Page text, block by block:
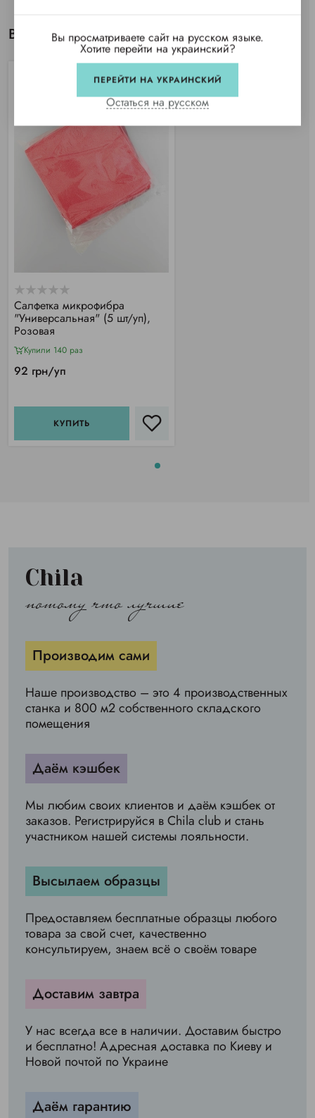
Вы просматривали
Салфетка микрофибра
"Универсальная" (5 шт/уп),
Розовая
Купили 140 раз
92 грн/уп
КУПИТЬ
Chila
потому что лучшие
Производим сами
Наше производство – это 4 производственных
станка и 800 м2 собственного складского
помещения
Даём кэшбек
Мы любим своих клиентов и даём кэшбек от
заказов. Регистрируйся в Chila club и стань
участником нашей системы лояльности.
Высылаем образцы
Предоставляем бесплатные образцы любого
товара за свой счет, качественно
консультируем, знаем всё о своём товаре
Доставим завтра
У нас всегда все в наличии. Доставим быстро
и бесплатно! Адресная доставка по Киеву и
Новой почтой по Украине
Даём гарантию
Вы просматриваете сайт на русском языке.
Хотите перейти на украинский?
ПЕРЕЙТИ НА УКРАИНСКИЙ
Остаться на русском